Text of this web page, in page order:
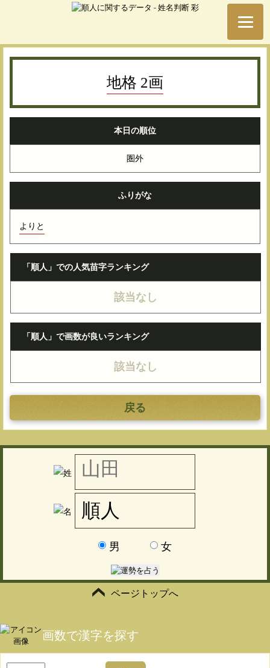
地格 2画
本日の順位
圏外
ふりがな
よりと
「順人」での人気苗字ランキング
該当なし
「順人」で画数が良いランキング
該当なし
戻る
男 女
ページトップへ
画数で漢字を探す